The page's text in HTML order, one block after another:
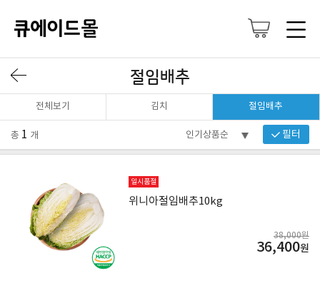
절임배추
전체보기 김치 절임배추
총 1 개 필터
일시품절
위니아절임배추10kg
38,000원
36,400원